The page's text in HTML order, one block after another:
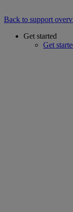
Back to support
Get started
Get